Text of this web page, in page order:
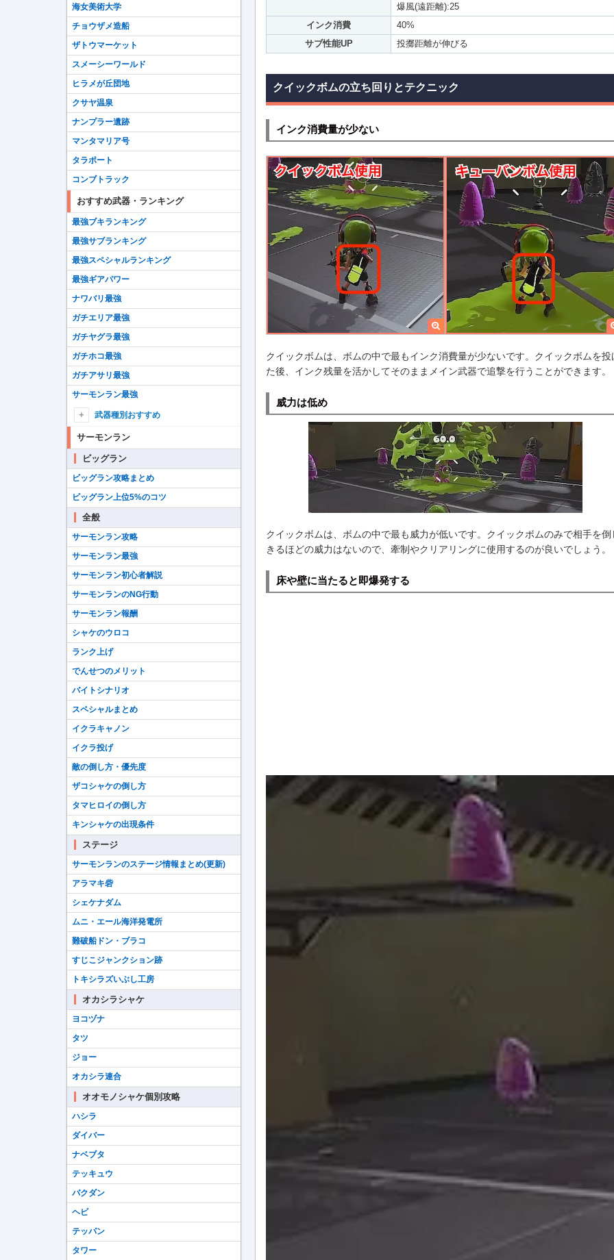
爆風(遠距離):25
インク消費
40%
サブ性能UP
投擲距離が伸びる
クイックボムの立ち回りとテクニック
インク消費量が少ない
クイックボムは、ボムの中で最もインク消費量が少ないです。クイックボムを投
た後、インク残量を活かしてそのままメイン武器で追撃を行うことができます。
威力は低め
クイックボムは、ボムの中で最も威力が低いです。クイックボムのみで相手を倒
きるほどの威力はないので、牽制やクリアリングに使用するのが良いでしょう。
床や壁に当たると即爆発する
海女美術大学
チョウザメ造船
ザトウマーケット
スメーシーワールド
ヒラメが丘団地
クサヤ温泉
ナンプラー遺跡
マンタマリア号
タラポート
コンブトラック
おすすめ武器・ランキング
最強ブキランキング
最強サブランキング
最強スペシャルランキング
最強ギアパワー
ナワバリ最強
ガチエリア最強
ガチヤグラ最強
ガチホコ最強
ガチアサリ最強
サーモンラン最強
武器種別おすすめ
シューターおすすめ
ブラスターおすすめ
ローラーおすすめ
フデおすすめ
チャージャーおすすめ
スロッシャーおすすめ
スピナーおすすめ
マニューバーおすすめ
シェルターおすすめ
ストリンガーおすすめ
ワイパーおすすめ
サーモンラン
ビッグラン
ビッグラン攻略まとめ
ビッグラン上位5%のコツ
全般
サーモンラン攻略
サーモンラン最強
サーモンラン初心者解説
サーモンランのNG行動
サーモンラン報酬
シャケのウロコ
ランク上げ
でんせつのメリット
バイトシナリオ
スペシャルまとめ
イクラキャノン
イクラ投げ
敵の倒し方・優先度
ザコシャケの倒し方
タマヒロイの倒し方
キンシャケの出現条件
ステージ
サーモンランのステージ情報まとめ(更新)
アラマキ砦
シェケナダム
ムニ・エール海洋発電所
難破船ドン・ブラコ
すじこジャンクション跡
トキシラズいぶし工房
オカシラシャケ
ヨコヅナ
タツ
ジョー
オカシラ連合
オオモノシャケ個別攻略
ハシラ
ダイバー
ナベブタ
テッキュウ
バクダン
ヘビ
テッパン
タワー